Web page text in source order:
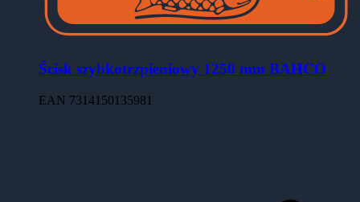
Ścisk szybkotrzpieniowy 1250 mm BAHCO
EAN 7314150135981